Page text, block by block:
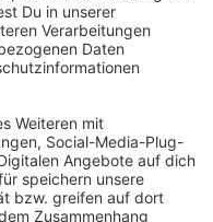
kann
Sie die
um dieses